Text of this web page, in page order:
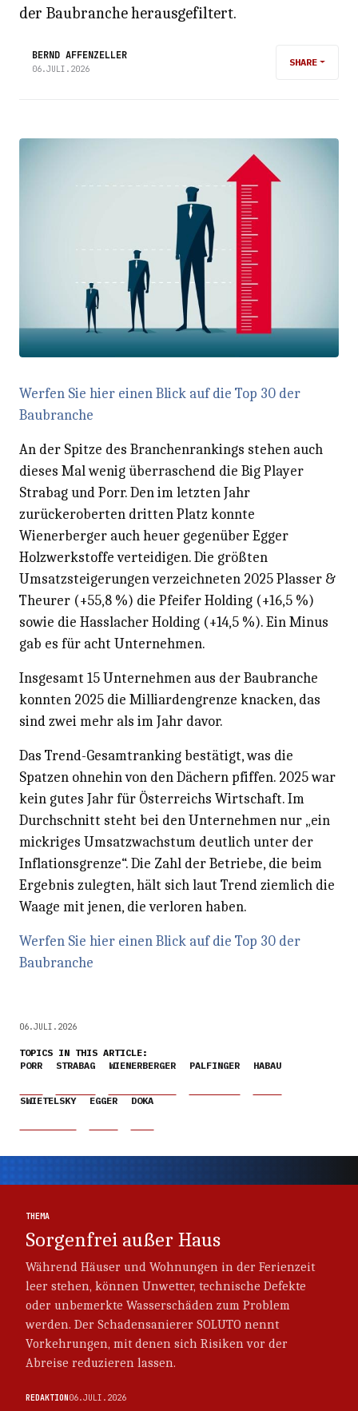
der Baubranche herausgefiltert.
BERND AFFENZELLER
06.JULI.2026
SHARE
Werfen Sie hier einen Blick auf die Top 30 der
Baubranche
An der Spitze des Branchenrankings stehen auch
dieses Mal wenig überraschend die Big Player
Strabag und Porr. Den im letzten Jahr
zurückeroberten dritten Platz konnte
Wienerberger auch heuer gegenüber Egger
Holzwerkstoffe verteidigen. Die größten
Umsatzsteigerungen verzeichneten 2025 Plasser &
Theurer (+55,8 %) die Pfeifer Holding (+16,5 %)
sowie die Hasslacher Holding (+14,5 %). Ein Minus
gab es für acht Unternehmen.
Insgesamt 15 Unternehmen aus der Baubranche
konnten 2025 die Milliardengrenze knacken, das
sind zwei mehr als im Jahr davor.
Das Trend-Gesamtranking bestätigt, was die
Spatzen ohnehin von den Dächern pfiffen. 2025 war
kein gutes Jahr für Österreichs Wirtschaft. Im
Durchschnitt steht bei den Unternehmen nur „ein
mickriges Umsatzwachstum deutlich unter der
Inflationsgrenze“. Die Zahl der Betriebe, die beim
Ergebnis zulegten, hält sich laut Trend ziemlich die
Waage mit jenen, die verloren haben.
Werfen Sie hier einen Blick auf die Top 30 der
Baubranche
06.JULI.2026
TOPICS IN THIS ARTICLE:
PORR
STRABAG WIENERBERGER PALFINGER HABAU
SWIETELSKY EGGER DOKA
THEMA
Sorgenfrei außer Haus
Während Häuser und Wohnungen in der Ferienzeit
leer stehen, können Unwetter, technische Defekte
oder unbemerkte Wasserschäden zum Problem
werden. Der Schadensanierer SOLUTO nennt
Vorkehrungen, mit denen sich Risiken vor der
Abreise reduzieren lassen.
REDAKTION06.JULI.2026